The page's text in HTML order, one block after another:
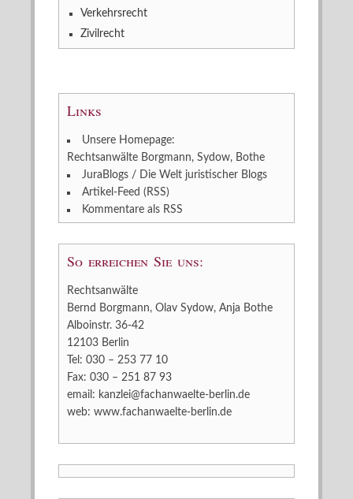
Verkehrsrecht
Zivilrecht
Links
Unsere Homepage:
Rechtsanwälte Borgmann, Sydow, Bothe
JuraBlogs / Die Welt juristischer Blogs
Artikel-Feed (RSS)
Kommentare als RSS
So erreichen Sie uns:
Rechtsanwälte
Bernd Borgmann, Olav Sydow, Anja Bothe
Alboinstr. 36-42
12103 Berlin
Tel: 030 – 253 77 10
Fax: 030 – 251 87 93
email: kanzlei@fachanwaelte-berlin.de
web: www.fachanwaelte-berlin.de